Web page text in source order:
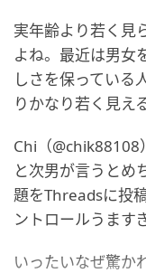
実年齢より若く見
よね。最近は男女
しさを保っている
りかなり若く見え
Chi（@chik88108
と次男が言うとめ
題をThreadsに投
ントロールうます
いったいなぜ驚か